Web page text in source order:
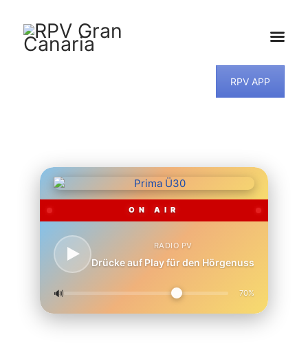
RPV APP
ON AIR
RADIO PV
Drücke auf Play für den Hörgenuss
🔊 70%
MUSIKWUNSCH